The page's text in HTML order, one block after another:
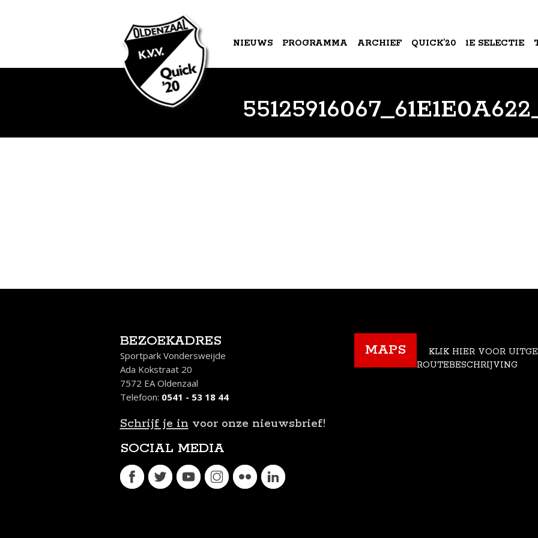
NIEUWS PROGRAMMA ARCHIEF QUICK’20 1E SELECTIE
BEZOEKADRES
Sportpark Vondersweijde
Ada Kokstraat 20
7572 EA Oldenzaal
Telefoon: 0541 - 53 18 44
Schrijf je in voor onze nieuwsbrief!
SOCIAL MEDIA
MAPS
KLIK HIER VOOR
ROUTEBESCHRIJVING